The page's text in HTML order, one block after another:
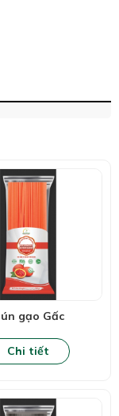
gạo Gấc
Chi tiết